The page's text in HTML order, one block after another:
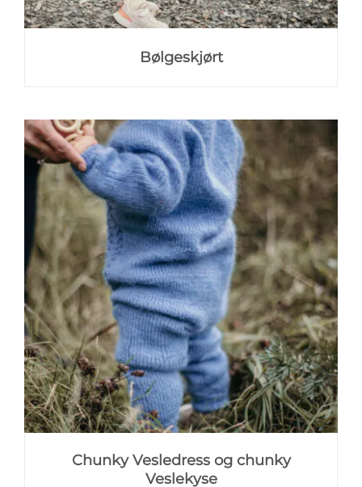
Bølgeskjørt
Chunky Vesledress og chunky
Veslekyse